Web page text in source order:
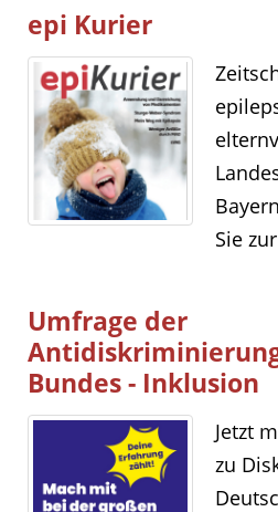
epi Kurier
Sie
Umfrage der
Bundes - Inklusion
Jetzt
zu